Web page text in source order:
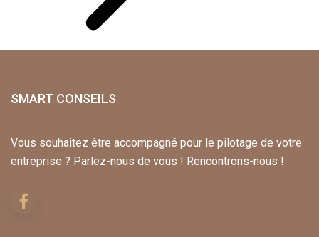
SMART CONSEILS
Vous souhaitez être accompagné pour le pilotage de votre
entreprise ? Parlez-nous de vous ! Rencontrons-nous !